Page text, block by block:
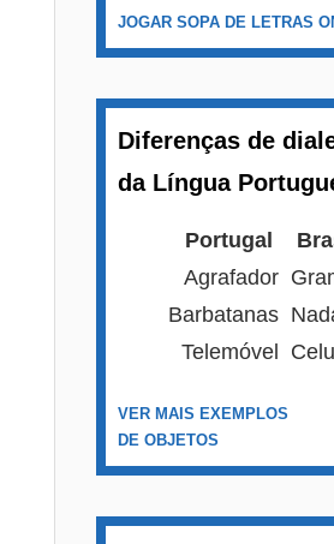
JOGAR SOPA DE LETRAS
Diferenças de
da Língua
Portugal
Agrafador
Barbatanas
Telemóvel
VER MAIS EXEMPLOS
DE OBJETOS